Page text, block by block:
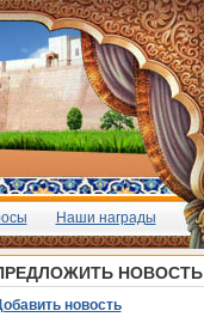
Наши награды
НОВОСТЬ
новость